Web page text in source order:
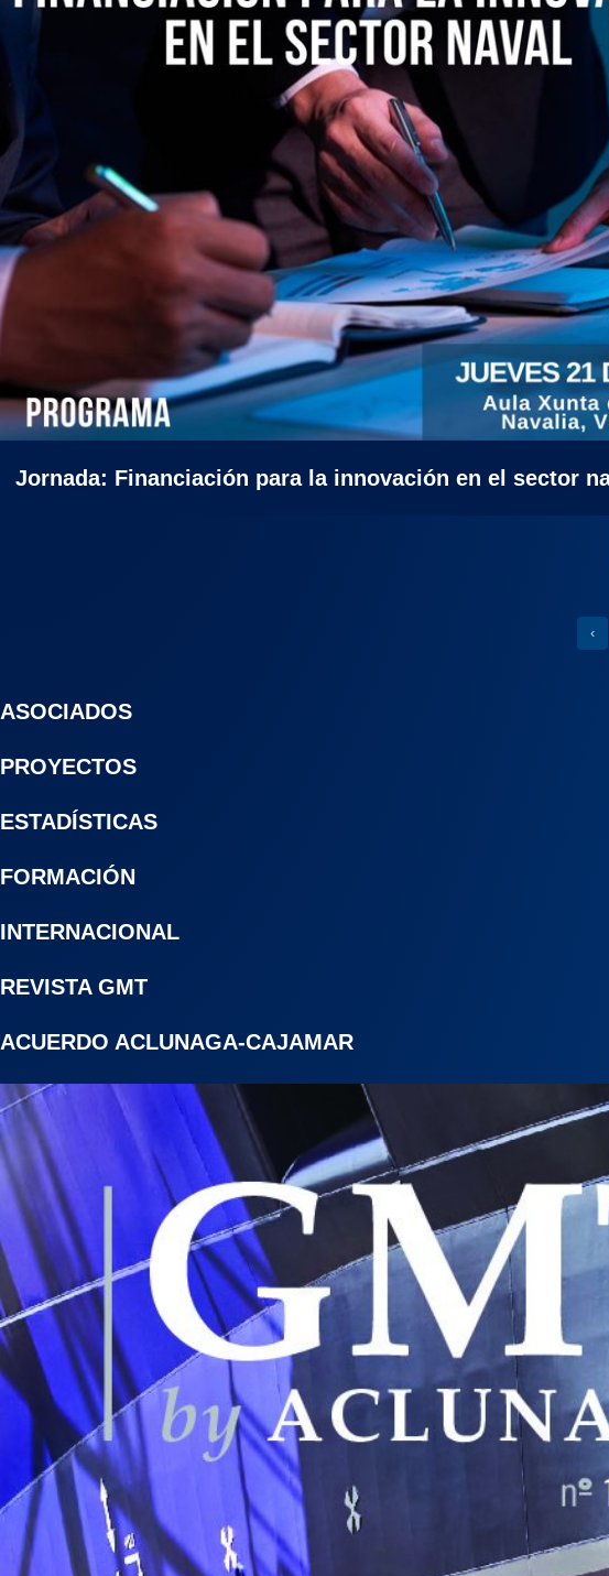
Jornada: Financiación para la innovación en el sector
‹
ASOCIADOS
PROYECTOS
ESTADÍSTICAS
FORMACIÓN
INTERNACIONAL
REVISTA GMT
ACUERDO ACLUNAGA-CAJAMAR